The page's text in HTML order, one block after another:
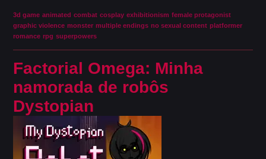
3d game animated combat cosplay exhibitionism female protagonist
graphic violence monster multiple endings no sexual content platformer
romance rpg superpowers
Factorial Omega: Minha
namorada de robôs
Dystopian